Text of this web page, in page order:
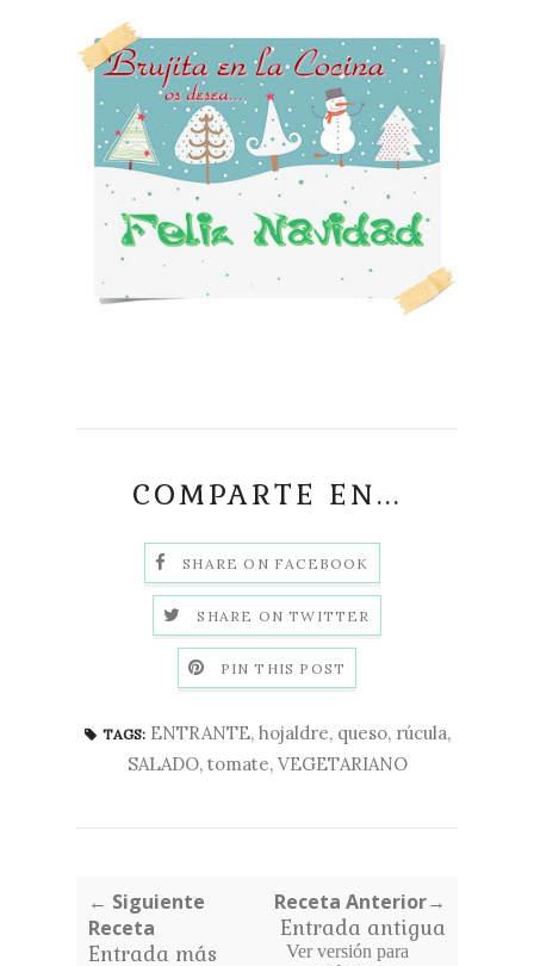
COMPARTE EN...
SHARE ON FACEBOOK
SHARE ON TWITTER
PIN THIS POST
TAGS: ENTRANTE, hojaldre, queso, rúcula,
SALADO, tomate, VEGETARIANO
← Siguiente
Receta
Entrada más
Receta Anterior→
Entrada antigua
Ver versión para